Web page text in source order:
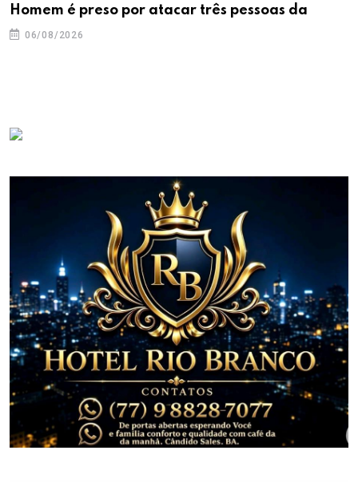
Homem é preso por atacar três pessoas da
06/08/2026